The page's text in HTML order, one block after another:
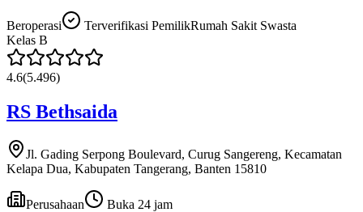
Beroperasi Terverifikasi PemilikRumah Sakit Swasta
Kelas B
4.6(5.496)
RS Bethsaida
Jl. Gading Serpong Boulevard, Curug Sangereng, Kecamatan
Kelapa Dua, Kabupaten Tangerang, Banten 15810
Perusahaan
Buka 24 jam